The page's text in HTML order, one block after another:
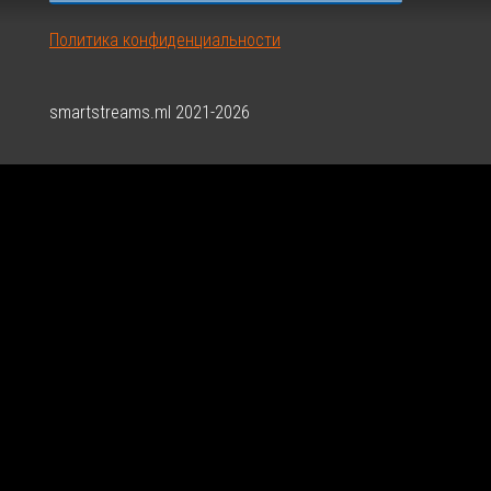
Политика конфиденциальности
smartstreams.ml 2021-2026